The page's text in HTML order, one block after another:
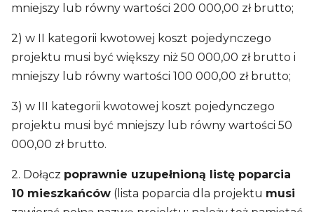
mniejszy lub równy wartości 200 000,00 zł brutto;
2) w II kategorii kwotowej koszt pojedynczego
projektu musi być większy niż 50 000,00 zł brutto i
mniejszy lub równy wartości 100 000,00 zł brutto;
3) w III kategorii kwotowej koszt pojedynczego
projektu musi być mniejszy lub równy wartości 50
000,00 zł brutto.
2. Dołącz poprawnie uzupełnioną listę poparcia
10 mieszkańców (lista poparcia dla projektu musi